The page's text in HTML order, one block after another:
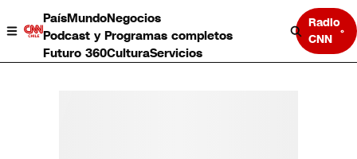
PaísMundoNegocios
Podcast y Programas completos
Futuro 360CulturaServicios
Radio
CNN